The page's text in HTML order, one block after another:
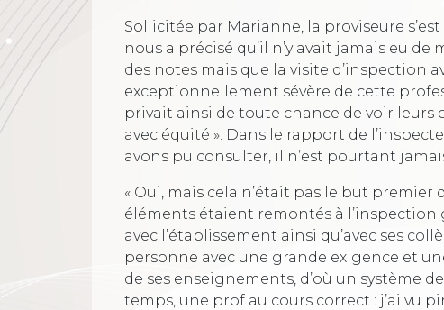
Sollicitée par Marianne, la proviseure
nous a précisé qu’il n’y avait jamais eu
des notes mais que la visite d’inspection
exceptionnellement sévère de cette
privait ainsi de toute chance de voir leurs
avec équité ». Dans le rapport de
avons pu consulter, il n’est pourtant
« Oui, mais cela n’était pas le but premier
éléments étaient remontés à
avec l’établissement ainsi qu’avec ses
personne avec une grande exigence et
de ses enseignements, d’où un système
temps, une prof au cours correct : j’ai vu